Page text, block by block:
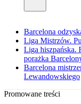
Barcelona
Liga Mistrzów.
Liga hiszpańska.
porażka
Barcelona
Lewandowskiego
Promowane treści